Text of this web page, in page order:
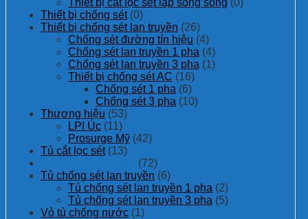
Thiết bị chống sét (0)
Thiết bị chống sét lan truyền (26)
Chống sét đường tín hiệu (4)
Chống sét lan truyền 1 pha (4)
Chống sét lan truyền 3 pha (1)
Thiết bị chống sét AC (16)
Chống sét 1 pha (6)
Chống sét 3 pha (10)
Thương hiệu (53)
LPI Úc (11)
Prosurge Mỹ (42)
Tủ cắt lọc sét (13)
(72)
Tủ chống sét lan truyền (6)
Tủ chống sét lan truyền 1 pha (2)
Tủ chống sét lan truyền 3 pha (5)
Vỏ tủ chống nước (1)